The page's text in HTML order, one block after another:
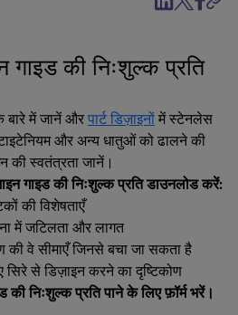
गाइड की निःशुल्क प्रति
बारे में जानें औरपार्ट डिज़ाइनोंमें स्टेनलेस
और अन्य धातुओं को ढालने की
की स्वतंत्रता जानें।
गाइड की निःशुल्क प्रति डाउनलोड करें:
की विशेषताएँ
में जटिलता और लागत
की वे सीमाएँ जिनसे बचा जा सकता है
से डिज़ाइन करने का दृष्टिकोण
निःशुल्क प्रति पाने के लिए फ़ॉर्म भरें।